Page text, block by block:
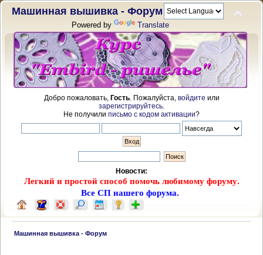
Машинная вышивка - Форум
Powered by Translate
Добро пожаловать, Гость. Пожалуйста, войдите или
зарегистрируйтесь
Не получили письмо с кодом активации?
Новости:
Легкий и простой способ помочь любимому форуму.
Все СП нашего форума.
Машинная вышивка - Форум